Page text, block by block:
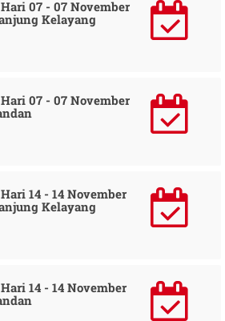
07 - 07 November
Kelayang
07 - 07 November
14 - 14 November
Kelayang
14 - 14 November